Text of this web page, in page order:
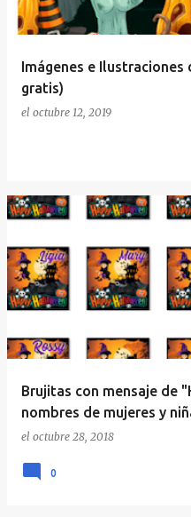
Imágenes e
gratis)
el octubre 12, 2019
Brujitas con mensaje de
nombres de mujeres y
el octubre 28, 2018
0